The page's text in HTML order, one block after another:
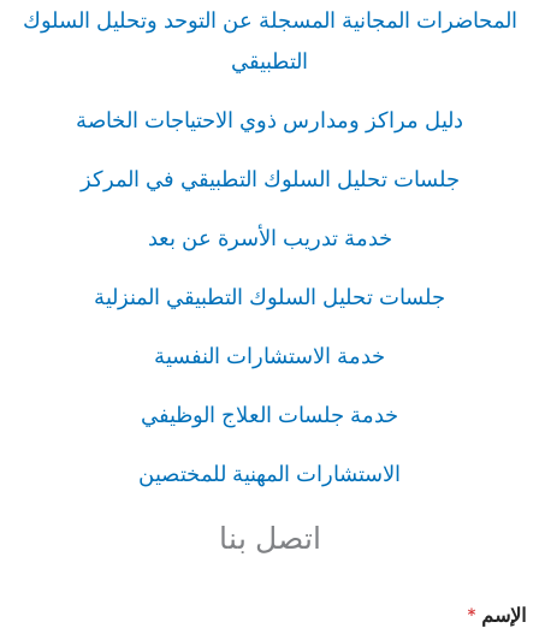
المحاضرات المجانية المسجلة عن التوحد وتحليل السلوك
التطبيقي
دليل مراكز ومدارس ذوي الاحتياجات الخاصة
جلسات تحليل السلوك التطبيقي في المركز
خدمة تدريب الأسرة عن بعد
جلسات تحليل السلوك التطبيقي المنزلية
خدمة الاستشارات النفسية
خدمة جلسات العلاج الوظيفي
الاستشارات المهنية للمختصين
اتصل بنا
الإسم *